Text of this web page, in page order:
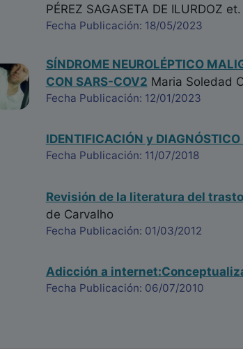
PÉREZ SAGASETA DE ILURDOZ et.
Fecha Publicación: 18/05/2023
SÍNDROME NEUROLÉPTICO
CON SARS-COV2 Maria Soledad
Fecha Publicación: 12/01/2023
IDENTIFICACIÓN y
Fecha Publicación: 11/07/2018
Revisión de la literatura del
de Carvalho
Fecha Publicación: 01/03/2012
Adicción a
Fecha Publicación: 06/07/2010